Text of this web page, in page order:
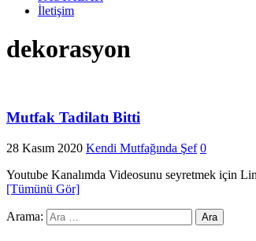
İletişim
dekorasyon
Mutfak Tadilatı Bitti
28 Kasım 2020 Kendi Mutfağında Şef 0
Youtube Kanalımda Videosunu seyretmek için
[Tümünü Gör]
Arama: